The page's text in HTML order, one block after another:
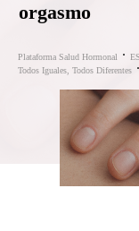
orgasmo
Plataforma Salud Hormonal
Todos Iguales, Todos Diferentes